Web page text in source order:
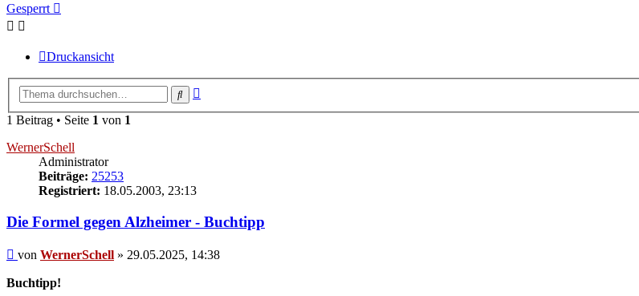
Gesperrt
Druckansicht
Suche
1 Beitrag • Seite 1 von 1
WernerSchell
Administrator
Beiträge: 25253
Registriert: 18.05.2003, 23:13
Die Formel gegen Alzheimer - Buchtipp
Beitrag
von WernerSchell » 29.05.2025, 14:38
Buchtipp!